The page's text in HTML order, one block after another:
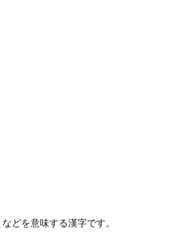
どを意味する漢字です。